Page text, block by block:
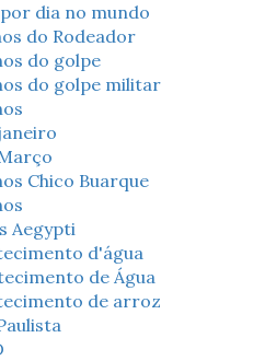
dia no mundo
do Rodeador
do golpe
do golpe militar
Chico Buarque
Aegypti
d'água
de Água
de arroz